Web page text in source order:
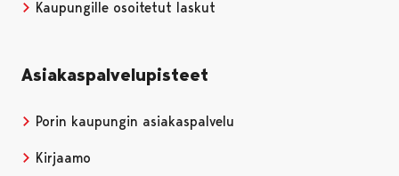
Kaupungille osoitetut laskut
Asiakaspalvelupisteet
Porin kaupungin asiakaspalvelu
Kirjaamo